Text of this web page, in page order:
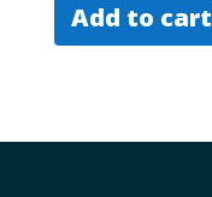
Add to cart